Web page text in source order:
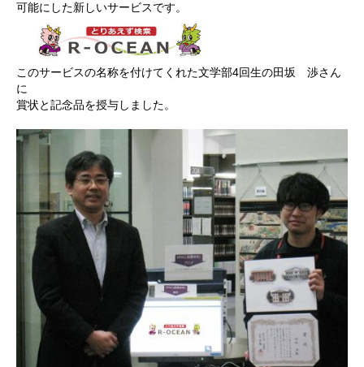
可能にした新しいサービスです。
このサービスの名称を付けてくれた文学部4回生の田坂 渉さん
に
賞状と記念品を授与しました。